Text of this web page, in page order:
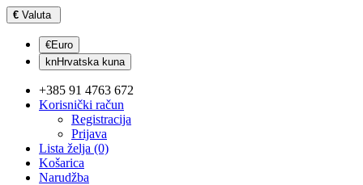
€ Valuta
€Euro
knHrvatska kuna
+385 91 4763 672
Korisnički račun
Registracija
Prijava
Lista želja (0)
Košarica
Narudžba